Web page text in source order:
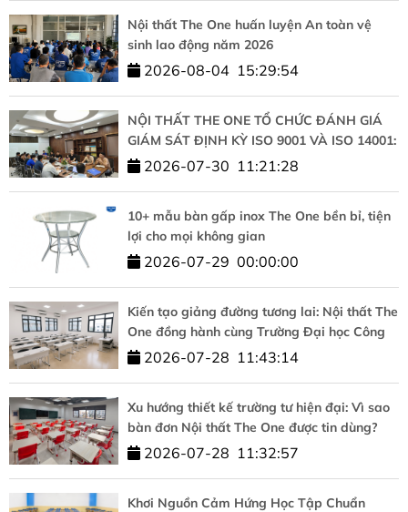
Nội thất The One huấn luyện An toàn vệ
sinh lao động năm 2026
2026-08-04 15:29:54
NỘI THẤT THE ONE TỔ CHỨC ĐÁNH GIÁ
GIÁM SÁT ĐỊNH KỲ ISO 9001 VÀ ISO 14001:
KHẲNG ĐỊNH CAM KẾT CHẤT LƯỢNG VÀ
2026-07-30 11:21:28
10+ mẫu bàn gấp inox The One bền bỉ, tiện
lợi cho mọi không gian
2026-07-29 00:00:00
Kiến tạo giảng đường tương lai: Nội thất The
One đồng hành cùng Trường Đại học Công
nghệ – ĐHQGHN
2026-07-28 11:43:14
Xu hướng thiết kế trường tư hiện đại: Vì sao
bàn đơn Nội thất The One được tin dùng?
2026-07-28 11:32:57
Khơi Nguồn Cảm Hứng Học Tập Chuẩn